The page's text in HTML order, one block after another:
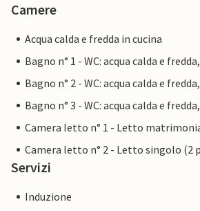
Camere
Acqua calda e fredda in cucina
Bagno n° 1 - WC: acqua calda e
Bagno n° 2 - WC: acqua calda e
Bagno n° 3 - WC: acqua calda e
Camera letto n° 1 - Letto
Camera letto n° 2 - Letto singolo (2
Servizi
Induzione